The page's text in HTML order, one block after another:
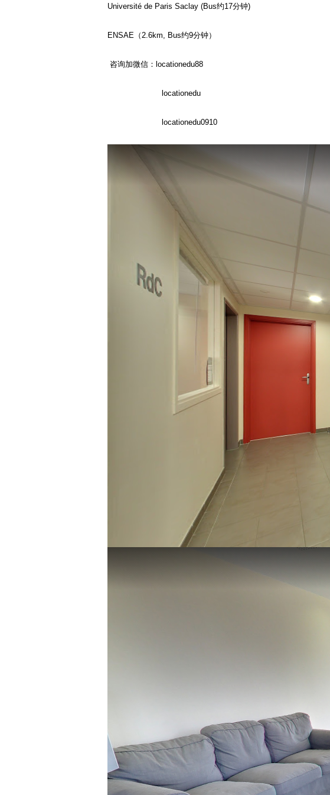
Université de Paris Saclay (Bus约17分钟)
ENSAE （2.6km, Bus约9分钟）
咨询加微信： locationedu88
locationedu
locationedu0910